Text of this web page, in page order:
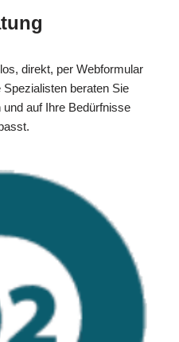
direkt, per Webformular
beraten Sie
auf Ihre Bedürfnisse